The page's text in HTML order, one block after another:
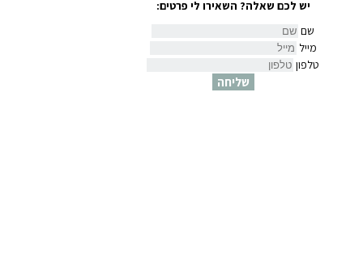
יש לכם שאלה? השאירו לי פרטים:
שם
מייל
טלפון
שליחה